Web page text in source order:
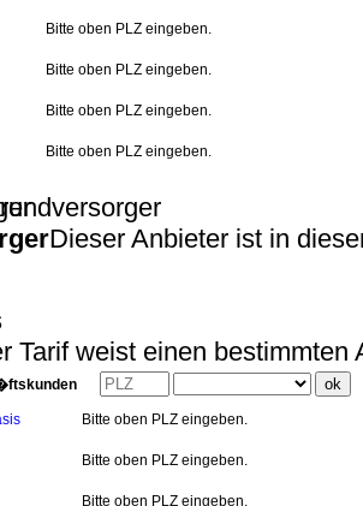
Bitte oben PLZ eingeben.
Bitte oben PLZ eingeben.
Bitte oben PLZ eingeben.
Bitte oben PLZ eingeben.
Dieser Anbieter ist in
Tarif weist einen bestimmten
Bitte oben PLZ eingeben.
Bitte oben PLZ eingeben.
Bitte oben PLZ eingeben.